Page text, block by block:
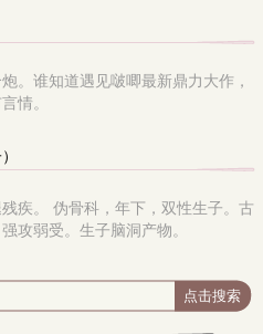
。谁知道遇见啵唧最新鼎力大作，
情。
疾。 伪骨科，年下，双性生子。古
攻弱受。生子脑洞产物。